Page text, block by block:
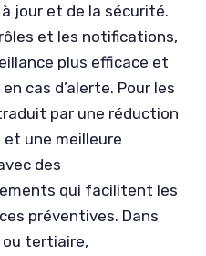
jour et de la sécurité.
et les notifications,
plus efficace et
cas d’alerte. Pour les
par une réduction
une meilleure
des
qui facilitent les
préventives. Dans
ou tertiaire,